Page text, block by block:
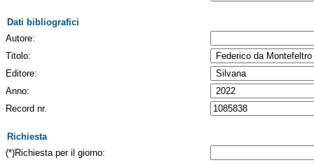
Dati bibliografici
Autore:
Titolo:
Editore:
Anno:
Record nr.
Richiesta
(*)Richiesta per il giorno: